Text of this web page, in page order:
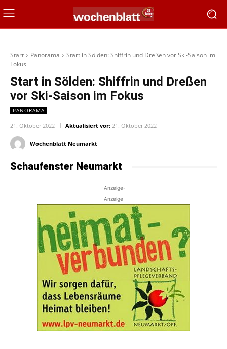
Start Panorama
Start in Sölden: Shiffrin und Dreßen vor Ski-Saison im
Fokus
Start in Sölden: Shiffrin und Dreßen
vor Ski-Saison im Fokus
PANORAMA
21. Oktober 2022 Aktualisiert vor: 21. Oktober 2022
Wochenblatt Neumarkt
Schaufenster Neumarkt
-Anzeige-
Anzeige